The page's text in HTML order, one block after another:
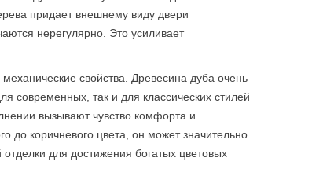
придает внешнему виду двери
нерегулярно. Это усиливает
свойства. Древесина дуба очень
современных, так и для классических стилей
вызывают чувство комфорта и
до коричневого цвета, он может значительно
для достижения богатых цветовых